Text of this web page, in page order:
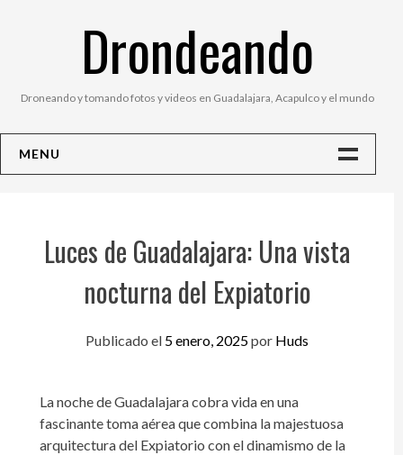
Drondeando
Droneando y tomando fotos y videos en Guadalajara, Acapulco y el mundo
MENU
FotosLuces de Guadalajara: Una vista
nocturna del Expiatorio
Publicado el 5 enero, 2025por Huds
La noche de Guadalajara cobra vida en una
fascinante toma aérea que combina la majestuosa
arquitectura del Expiatorio con el dinamismo de la